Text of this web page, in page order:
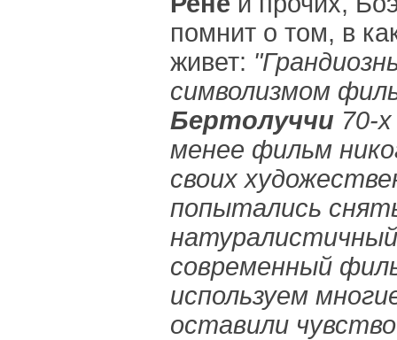
помнит о том, в
живет:
символизмом
Бертолуччи 70-
менее фильм
своих
попытались
современный
используем
оставили